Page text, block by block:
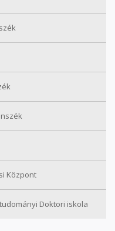
Központ
Doktori iskola